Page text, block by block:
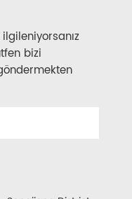
bizi